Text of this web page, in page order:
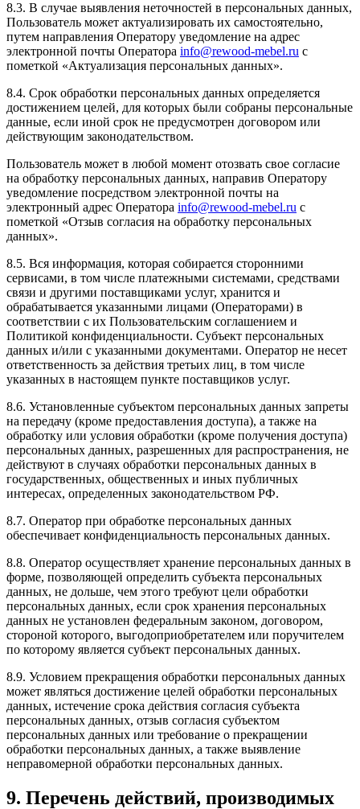
8.3. В случае выявления неточностей в персональных данных,
Пользователь может актуализировать их самостоятельно,
путем направления Оператору уведомление на адрес
электронной почты Оператора info@rewood-mebel.ru с
пометкой «Актуализация персональных данных».
8.4. Срок обработки персональных данных определяется
достижением целей, для которых были собраны персональные
данные, если иной срок не предусмотрен договором или
действующим законодательством.
Пользователь может в любой момент отозвать свое согласие
на обработку персональных данных, направив Оператору
уведомление посредством электронной почты на
электронный адрес Оператора info@rewood-mebel.ru с
пометкой «Отзыв согласия на обработку персональных
данных».
8.5. Вся информация, которая собирается сторонними
сервисами, в том числе платежными системами, средствами
связи и другими поставщиками услуг, хранится и
обрабатывается указанными лицами (Операторами) в
соответствии с их Пользовательским соглашением и
Политикой конфиденциальности. Субъект персональных
данных и/или с указанными документами. Оператор не несет
ответственность за действия третьих лиц, в том числе
указанных в настоящем пункте поставщиков услуг.
8.6. Установленные субъектом персональных данных запреты
на передачу (кроме предоставления доступа), а также на
обработку или условия обработки (кроме получения доступа)
персональных данных, разрешенных для распространения, не
действуют в случаях обработки персональных данных в
государственных, общественных и иных публичных
интересах, определенных законодательством РФ.
8.7. Оператор при обработке персональных данных
обеспечивает конфиденциальность персональных данных.
8.8. Оператор осуществляет хранение персональных данных в
форме, позволяющей определить субъекта персональных
данных, не дольше, чем этого требуют цели обработки
персональных данных, если срок хранения персональных
данных не установлен федеральным законом, договором,
стороной которого, выгодоприобретателем или поручителем
по которому является субъект персональных данных.
8.9. Условием прекращения обработки персональных данных
может являться достижение целей обработки персональных
данных, истечение срока действия согласия субъекта
персональных данных, отзыв согласия субъектом
персональных данных или требование о прекращении
обработки персональных данных, а также выявление
неправомерной обработки персональных данных.
9. Перечень действий, производимых